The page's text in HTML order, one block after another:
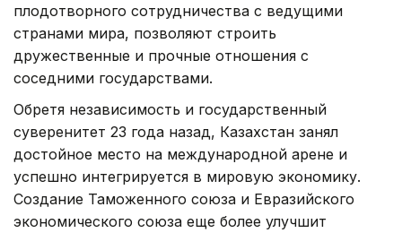
плодотворного сотрудничества с ведущими
странами мира, позволяют строить
дружественные и прочные отношения с
соседними государствами.
Обретя независимость и государственный
суверенитет 23 года назад, Казахстан занял
достойное место на международной арене и
успешно интегрируется в мировую экономику.
Создание Таможенного союза и Евразийского
экономического союза еще более улучшит